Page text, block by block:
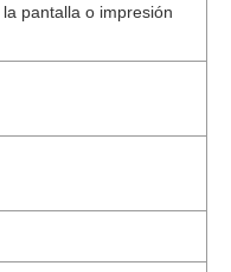
pantalla o impresión